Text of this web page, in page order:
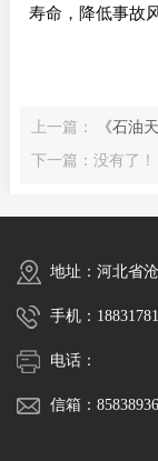
寿命，降低事故风
上一篇：
《石油
下一篇：没有了！
地址：河北省
手机：
电话：
信箱：